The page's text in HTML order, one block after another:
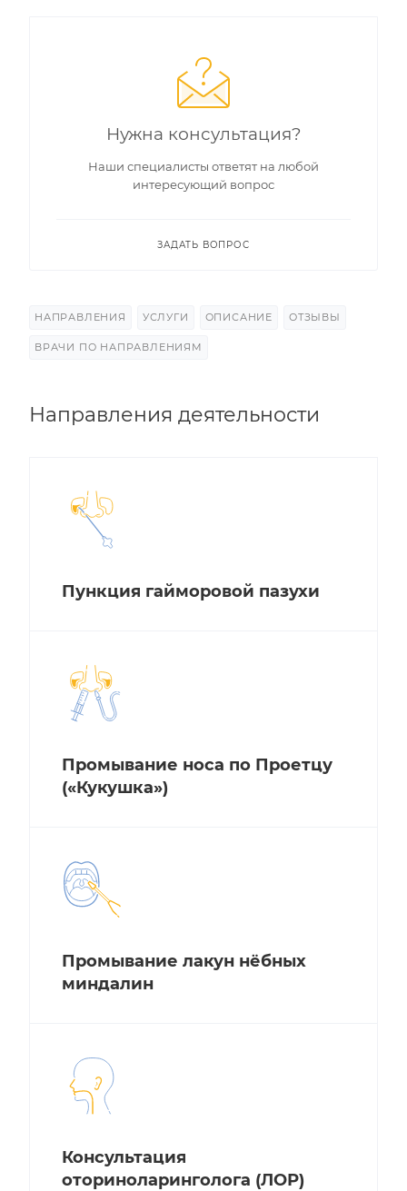
Нужна консультация?
Наши специалисты ответят на любой
интересующий вопрос
ЗАДАТЬ ВОПРОС
НАПРАВЛЕНИЯ УСЛУГИ ОПИСАНИЕ ОТЗЫВЫ
ВРАЧИ ПО НАПРАВЛЕНИЯМ
Направления деятельности
Пункция гайморовой пазухи
Промывание носа по Проетцу
(«Кукушка»)
Промывание лакун нёбных
миндалин
Консультация
оториноларинголога (ЛОР)